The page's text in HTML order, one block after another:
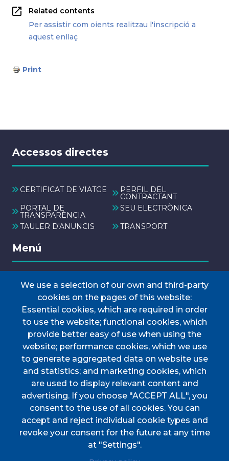
Related contents
Per assistir com oients realitzau l'inscripció a
aquest enllaç
Print
Accessos directes
CERTIFICAT DE VIATGE PERFIL DEL
CONTRACTANT
PORTAL DE
TRANSPARÈNCIA
SEU ELECTRÒNICA
TAULER D'ANUNCIS
TRANSPORT
Menú
INICI
AJUNTAMENT
Discover Esporles
VIURE A ESPORLES
TOTES LES NOTÍCIES
CIF P0702000A. CP: 07190
Address
Plaça de l'Ajuntament, 1
(+34) 971 61 00 02
We use a selection of our own and third-party
cookies on the pages of this website:
Essential cookies, which are required in order
to use the website; functional cookies, which
provide better easy of use when using the
website; performance cookies, which we use
to generate aggregated data on website use
and statistics; and marketing cookies, which
are used to display relevant content and
advertising. If you choose "ACCEPT ALL", you
consent to the use of all cookies. You can
accept and reject individual cookie types and
revoke your consent for the future at any time
at "Settings".